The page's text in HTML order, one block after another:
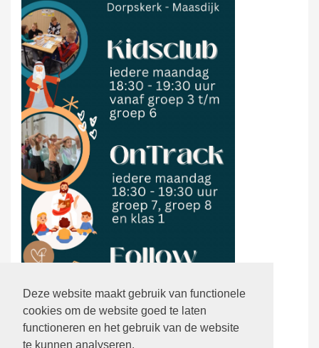
Deze website maakt gebruik van functionele
cookies om de website goed te laten
functioneren en het gebruik van de website
te kunnen analyseren.